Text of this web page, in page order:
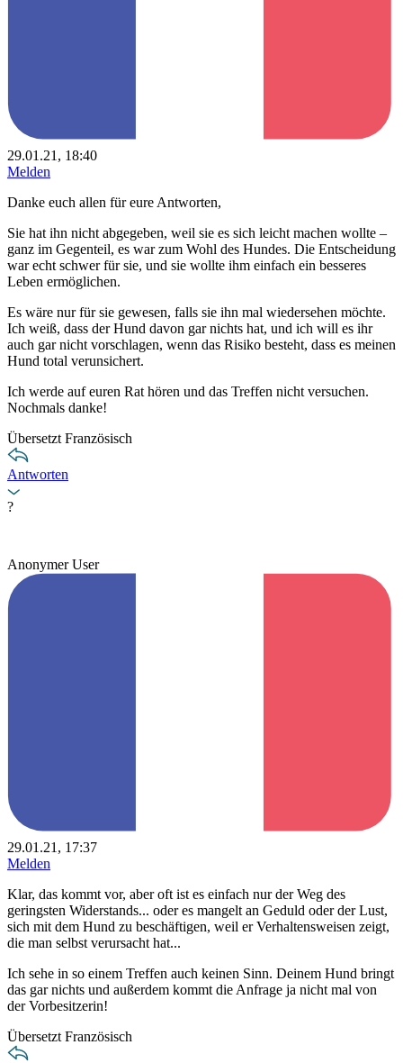
29.01.21, 18:40
Melden
Danke euch allen für eure Antworten,
Sie hat ihn nicht abgegeben, weil sie es sich leicht machen wollte –
ganz im Gegenteil, es war zum Wohl des Hundes. Die Entscheidung
war echt schwer für sie, und sie wollte ihm einfach ein besseres
Leben ermöglichen.
Es wäre nur für sie gewesen, falls sie ihn mal wiedersehen möchte.
Ich weiß, dass der Hund davon gar nichts hat, und ich will es ihr
auch gar nicht vorschlagen, wenn das Risiko besteht, dass es meinen
Hund total verunsichert.
Ich werde auf euren Rat hören und das Treffen nicht versuchen.
Nochmals danke!
Übersetzt Französisch
Antworten
?
Anonymer User
29.01.21, 17:37
Melden
Klar, das kommt vor, aber oft ist es einfach nur der Weg des
geringsten Widerstands... oder es mangelt an Geduld oder der Lust,
sich mit dem Hund zu beschäftigen, weil er Verhaltensweisen zeigt,
die man selbst verursacht hat...
Ich sehe in so einem Treffen auch keinen Sinn. Deinem Hund bringt
das gar nichts und außerdem kommt die Anfrage ja nicht mal von
der Vorbesitzerin!
Übersetzt Französisch